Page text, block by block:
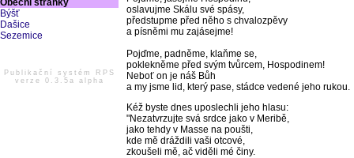
Obecní stránky
Býšť
Dašice
Sezemice
Publikační systém RPS
verze 0.3.5a alpha
oslavujme Skálu své spásy,
předstupme před něho s chvalozpěvy
a písněmi mu zajásejme!
Pojďme, padněme, klaňme se,
poklekněme před svým tvůrcem, Hospodinem!
Neboť on je náš Bůh
a my jsme lid, který pase, stádce vedené jeho rukou.
Kéž byste dnes uposlechli jeho hlasu:
"Nezatvrzujte svá srdce jako v Meribě,
jako tehdy v Masse na poušti,
kde mě dráždili vaši otcové,
zkoušeli mě, ač viděli mé činy.